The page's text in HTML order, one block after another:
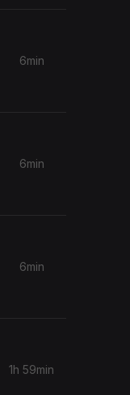
6min
6min
6min
1h 59min